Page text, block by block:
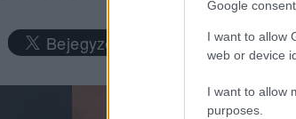
Google
I want to allow
web or device
I want to allow
purposes.